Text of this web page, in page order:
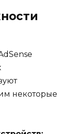
некоторые